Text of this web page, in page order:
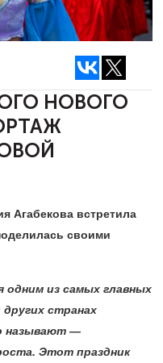
НОВОГО
Агабекова встретила
своими
одним из самых главных
других странах
называют —
Этот праздник